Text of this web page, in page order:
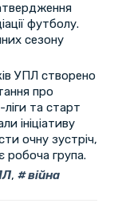
футболу.
сезону
УПЛ створено
про
та старт
ініціативу
очну зустріч,
робоча група.
, війна